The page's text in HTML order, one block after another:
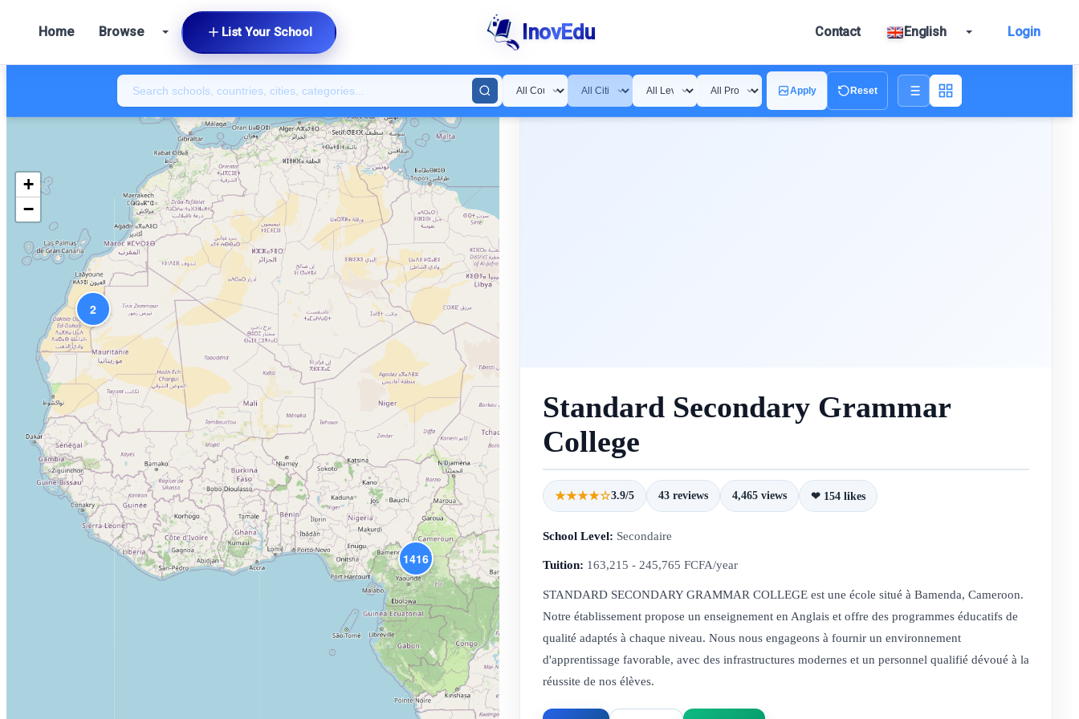
Home Browse List Your School InovEdu Contact English Login
Apply Reset
2
1416
+
−
Standard Secondary Grammar
College
★★★★☆3.9/5 43 reviews 4,465 views ❤ 154 likes
School Level: Secondaire
Tuition: 163,215 - 245,765 FCFA/year
STANDARD SECONDARY GRAMMAR COLLEGE est une école situé à Bamenda, Cameroon.
Notre établissement propose un enseignement en Anglais et offre des programmes éducatifs de
qualité adaptés à chaque niveau. Nous nous engageons à fournir un environnement
d'apprentissage favorable, avec des infrastructures modernes et un personnel qualifié dévoué à la
réussite de nos élèves.